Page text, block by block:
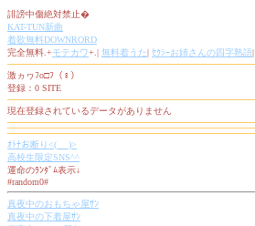
誹謗中傷絶対禁止�
KAT-TUN新曲
着歌無料DOWNRORD
完全無料.+モテカワ+.| 無料着うた| ｾｸｼｰお姉さんの四字熟語|
激ヵヮﾌo□ﾌ（♀）
登録：0 SITE
現在登録されているデータがありません
ｵﾄﾅお断り<(_ _)>
高校生限定SNS^^
運命のﾗﾝﾀﾞﾑ表示↓
#random0#
真夜中のおもちゃ屋ｻﾝ
真夜中の下着屋ｻﾝ